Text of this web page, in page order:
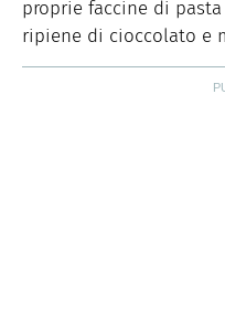
proprie faccine di
ripiene di cioccolato e